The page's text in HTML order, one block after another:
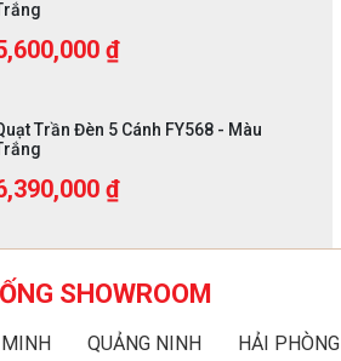
₫
Trần Đèn 5 Cánh FY568 - Màu
₫
SHOWROOM
QUẢNG NINH HẢI PHÒNG